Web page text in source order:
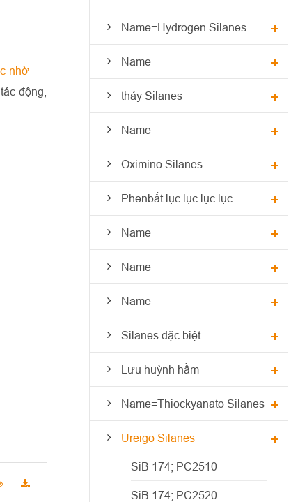
nhờ
động,
Name=Hydrogen Silanes
Name
thảy Silanes
Name
Oximino Silanes
Phenbất lục lục lục lục
Name
Name
Name
Silanes đặc biệt
Lưu huỳnh hầm
Name=Thiockyanato Silanes
Ureigo Silanes
SiB 174; PC2510
SiB 174; PC2520